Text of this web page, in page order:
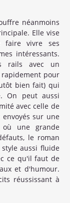
néanmoins
Elle vise
faire vivre ses
intéressants.
rails avec un
pour
bien fait) qui
On peut aussi
avec celle de
sur une
une grande
le roman
aussi fluide
ce qu'il faut de
et d'humour.
réussissant à